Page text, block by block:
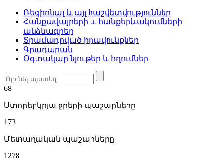
Ռեգիոնալ և այլ հաշվետվություններ
Հանքավայրերի և հանքերևակումների
անձնագրեր
Տրամադրված իրավունքներ
Գրադարան
Օգտակար նյութեր և հղումներ
68
Ստորերկրյա ջրերի պաշարները
173
Մետաղական պաշարները
1278